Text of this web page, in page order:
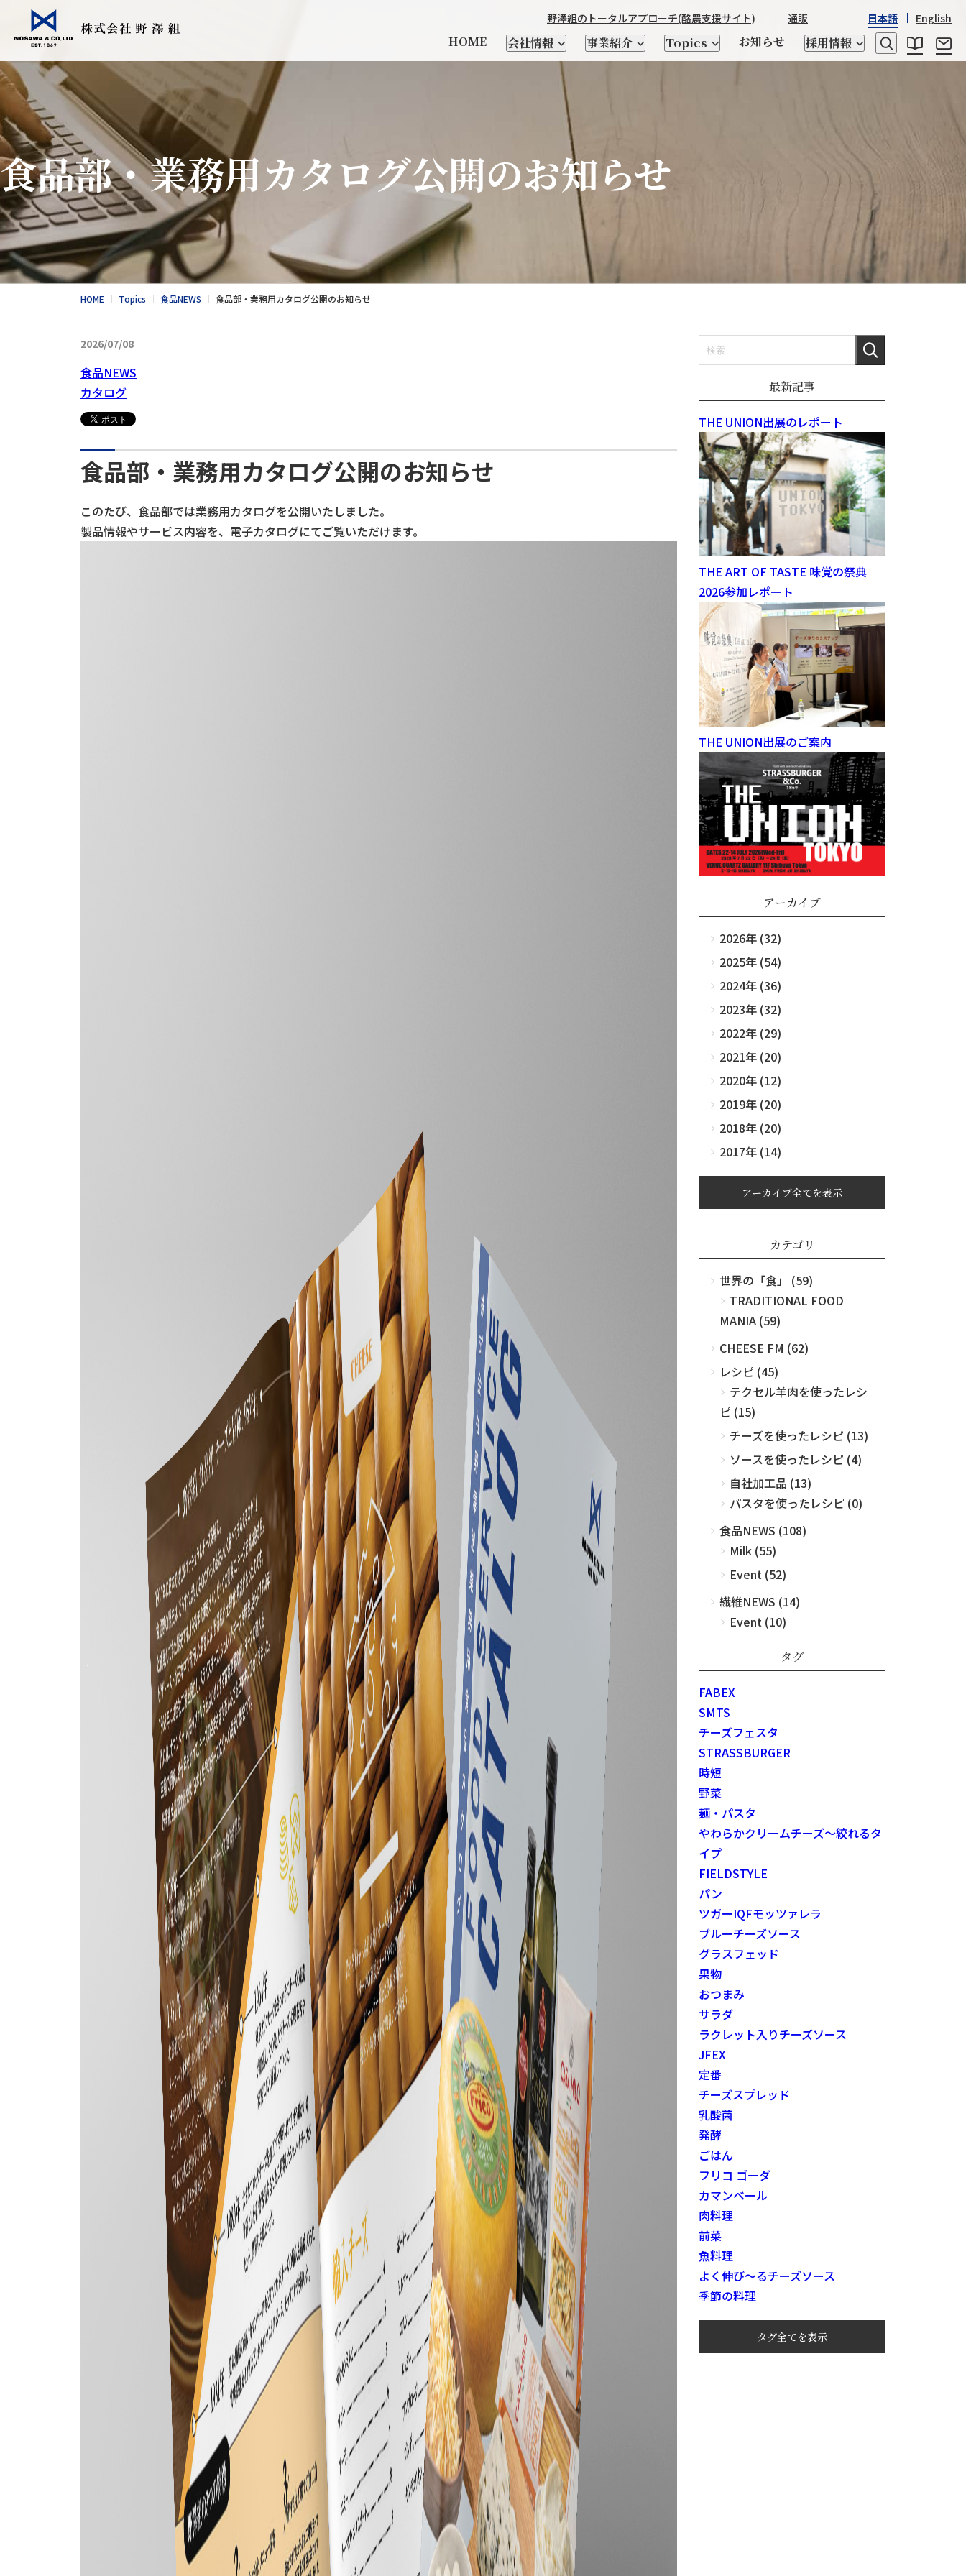
日本語 English
HOME 会社情報
会社情報
会社情報 社長メッセージ 野澤組について
これからのNOSAWA 経営理念 会社概要 サステナビリティ
総合カタログ
事業紹介
事業紹介 食品輸入販売
チーズ 輸入食品
乳酸菌・酵素 サプライヤー紹介
こだわりの日本製品輸出
輸出品一覧 日本茶
クラフトビール 小麦粉 キッチン用品
衣料繊維加工製造
衣料繊維加工製造 自社ブランド紹介
SELECT SHOP CHIKIRI NSWEAR CHIKIRICAMP
酪農トータル支援
優良遺伝子資源 凍結精液・
受精卵
酪農資材・設備
競走馬輸送・家畜輸入
馬の輸送・家畜生体と
関連資材の輸入
牛・豚・緬山羊などの
家畜生体、精液の輸入
野澤北海道農場
野澤北海道農場 テクセル羊肉を使ったレシピ
総合カタログ
お問合せ
Topics
Topics
食品NEWS CHEESE FM レシピ
繊維NEWS
お知らせ 採用情報
採用情報
採用情報 会社を知る 人を知る
新卒向け特設サイト
新卒エントリー
キャリア採用エントリー
野澤組のトータルアプローチ(酪農支援サイト) 通販
食品部・業務用カタログ公開のお知らせ
HOME Topics 食品NEWS 食品部・業務用カタログ公開のお知らせ
2026/07/08
食品NEWS
カタログ
食品部・業務用カタログ公開のお知らせ
このたび、食品部では業務用カタログを公開いたしました。
製品情報やサービス内容を、電子カタログにてご覧いただけます。
最新記事
THE UNION出展のレポート
THE ART OF TASTE 味覚の祭典
2026参加レポート
THE UNION出展のご案内
アーカイブ
2026年 (32)
2025年 (54)
2024年 (36)
2023年 (32)
2022年 (29)
2021年 (20)
2020年 (12)
2019年 (20)
2018年 (20)
2017年 (14)
アーカイブ全てを表示
カテゴリ
世界の「食」 (59)
TRADITIONAL FOOD
MANIA (59)
CHEESE FM (62)
レシピ (45)
テクセル羊肉を使ったレシ
ピ (15)
チーズを使ったレシピ (13)
ソースを使ったレシピ (4)
自社加工品 (13)
パスタを使ったレシピ (0)
食品NEWS (108)
Milk (55)
Event (52)
繊維NEWS (14)
Event (10)
タグ
FABEX
SMTS
チーズフェスタ
STRASSBURGER
時短
野菜
麺・パスタ
やわらかクリームチーズ～絞れるタ
イプ
FIELDSTYLE
パン
ツガーIQFモッツァレラ
ブルーチーズソース
グラスフェッド
果物
おつまみ
サラダ
ラクレット入りチーズソース
JFEX
定番
チーズスプレッド
乳酸菌
発酵
ごはん
フリコ ゴーダ
カマンベール
肉料理
前菜
魚料理
よく伸び～るチーズソース
季節の料理
タグ全てを表示